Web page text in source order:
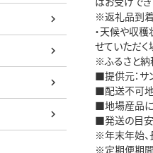
※返礼品到着
・天候や収
せていただく
※ふるさと納
■提供元：サ
■配送不可
■地場産品に
■発送の目安
※年末年始、
※定期便期間